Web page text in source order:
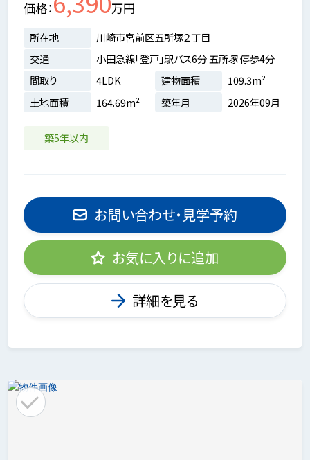
価格
万円
所在地
川崎市宮前区五所塚２丁目
交通
小田急線「登戸」駅バス6分 五所塚 停歩4分
間取り
4LDK 建物面積
109.3m²
土地面積
164.69m² 築年月 2026年09月
築5年以内
お問い合わせ・見学予約
お気に入りに追加
詳細を見る